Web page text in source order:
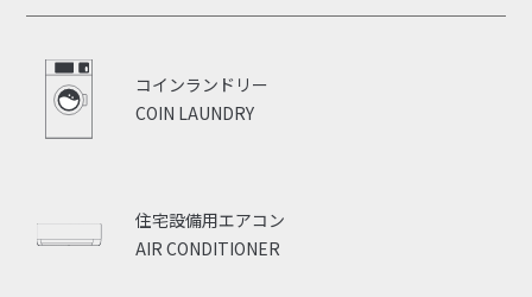
COIN LAUNDRY
コインランドリー
AIR CONDITIONER
住宅設備用エアコン